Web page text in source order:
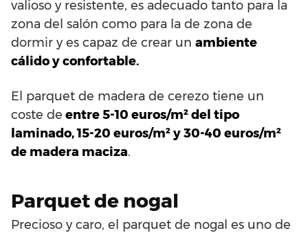
valioso y resistente, es adecuado tanto para la
zona del salón como para la de zona de
dormir y es capaz de crear un ambiente
cálido y confortable.
El parquet de madera de cerezo tiene un
coste de entre 5-10 euros/m² del tipo
laminado, 15-20 euros/m² y 30-40 euros/m²
de madera maciza.
Parquet de nogal
Precioso y caro, el parquet de nogal es uno de